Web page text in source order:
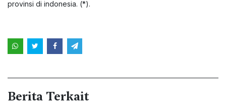
provinsi di indonesia. (*).
Berita Terkait